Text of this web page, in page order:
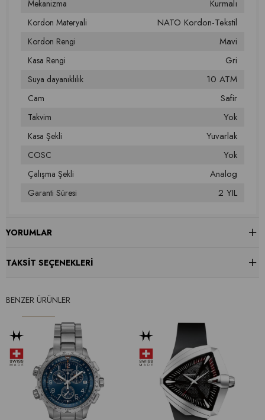
Mekanizma Kurmalı
Kordon Materyali NATO Kordon-Tekstil
Kordon Rengi Mavi
Kasa Rengi Gri
Suya dayanıklılık 10 ATM
Cam Safir
Takvim Yok
Kasa Şekli Yuvarlak
COSC Yok
Çalışma Şekli Analog
Garanti Süresi 2 YIL
YORUMLAR
TAKSIT SEÇENEKLERI
BENZER ÜRÜNLER